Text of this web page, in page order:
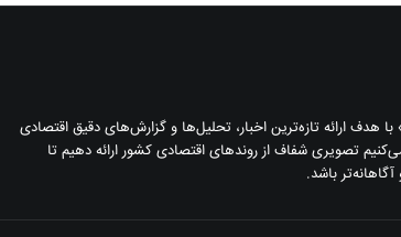
هدف ارائه تازه‌ترین اخبار، تحلیل‌ها و گزارش‌های دقیق اقتصادی
تصویری شفاف از روندهای اقتصادی کشور ارائه دهیم تا
باشد.